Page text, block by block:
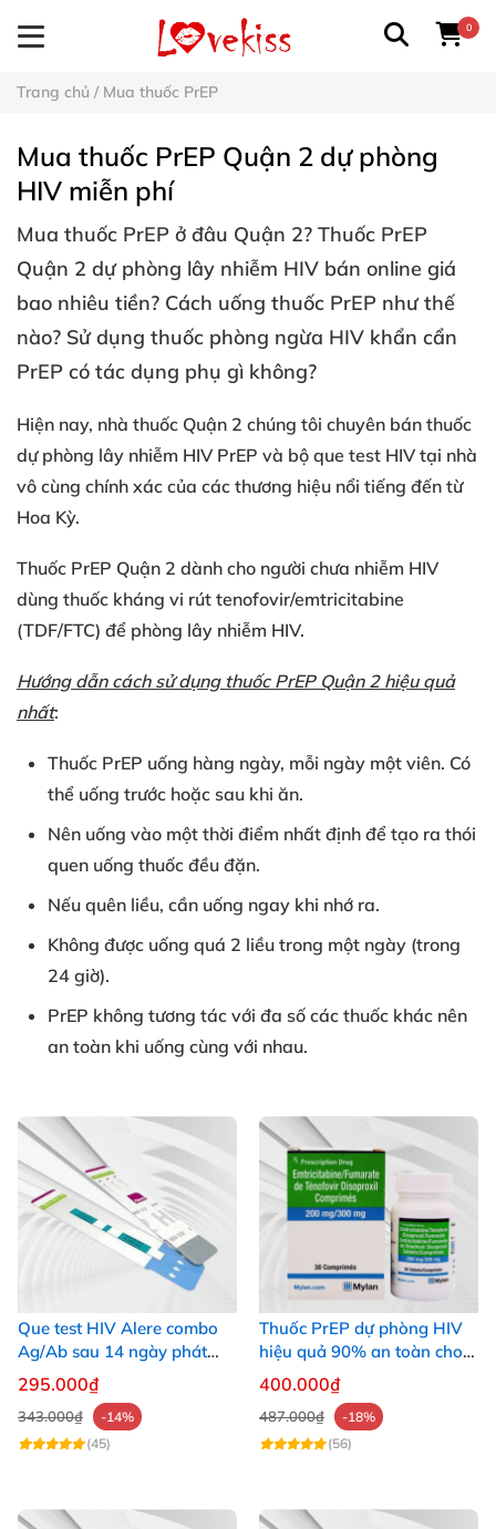
0
Trang chủ / Mua thuốc PrEP
Mua thuốc PrEP Quận 2 dự phòng
HIV miễn phí
Mua thuốc PrEP ở đâu Quận 2? Thuốc PrEP
Quận 2 dự phòng lây nhiễm HIV bán online giá
bao nhiêu tiền? Cách uống thuốc PrEP như thế
nào? Sử dụng thuốc phòng ngừa HIV khẩn cẩn
PrEP có tác dụng phụ gì không?
Hiện nay, nhà thuốc Quận 2 chúng tôi chuyên bán thuốc
dự phòng lây nhiễm HIV PrEP và bộ que test HIV tại nhà
vô cùng chính xác của các thương hiệu nổi tiếng đến từ
Hoa Kỳ.
Thuốc PrEP Quận 2 dành cho người chưa nhiễm HIV
dùng thuốc kháng vi rút tenofovir/emtricitabine
(TDF/FTC) để phòng lây nhiễm HIV.
Hướng dẫn cách sử dụng thuốc PrEP Quận 2 hiệu quả
nhất:
Thuốc PrEP uống hàng ngày, mỗi ngày một viên. Có
thể uống trước hoặc sau khi ăn.
Nên uống vào một thời điểm nhất định để tạo ra thói
quen uống thuốc đều đặn.
Nếu quên liều, cần uống ngay khi nhớ ra.
Không được uống quá 2 liều trong một ngày (trong
24 giờ).
PrEP không tương tác với đa số các thuốc khác nên
an toàn khi uống cùng với nhau.
Que test HIV Alere combo
Ag/Ab sau 14 ngày phát
hiện HIV chính xác
295.000₫
343.000₫
-14%
(45)
Thuốc PrEP dự phòng HIV
hiệu quả 90% an toàn cho
người dùng
400.000₫
487.000₫
-18%
(56)